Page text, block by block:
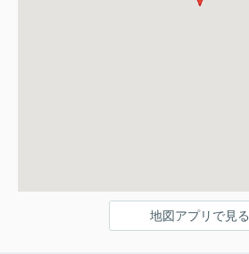
地図アプリで見る